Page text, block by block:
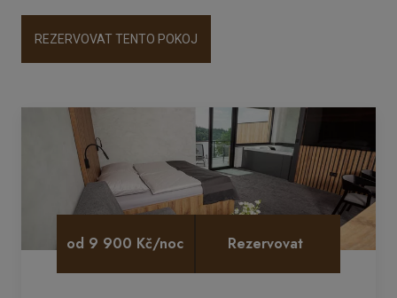
od 9 900 Kč/noc Rezervovat
REZERVOVAT TENTO POKOJ